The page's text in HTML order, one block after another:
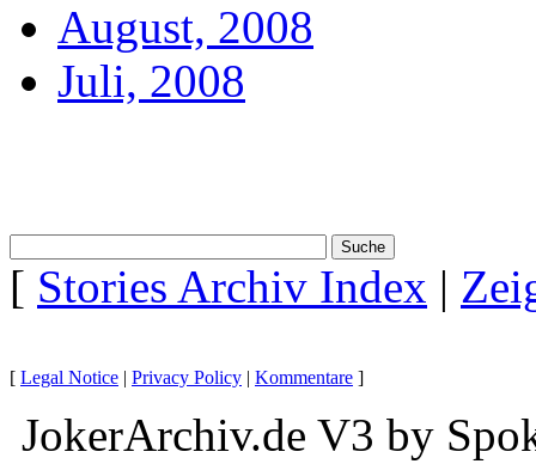
August, 2008
Juli, 2008
[ Stories Archiv Index |
[ Legal Notice | Privacy Policy | Kommentare ]
JokerArchiv.de V3 by